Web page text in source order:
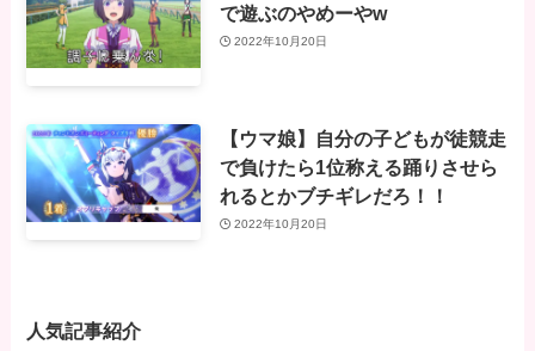
で遊ぶのやめーやw
2022年10月20日
【ウマ娘】自分の子どもが徒競走
で負けたら1位称える踊りさせら
れるとかブチギレだろ！！
2022年10月20日
人気記事紹介